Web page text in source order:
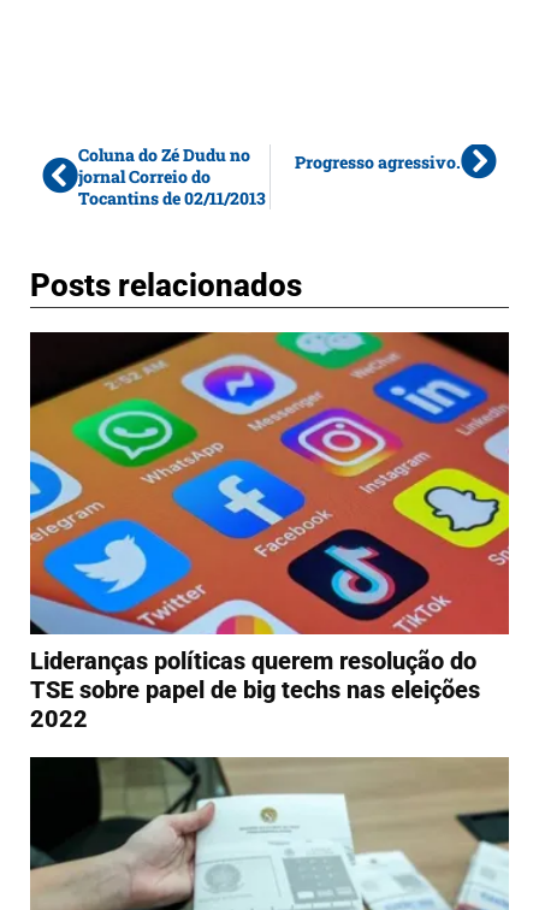
Coluna do Zé Dudu no
jornal Correio do
Tocantins de 02/11/2013
Progresso agressivo.
Posts relacionados
Lideranças políticas querem resolução do
TSE sobre papel de big techs nas eleições
2022